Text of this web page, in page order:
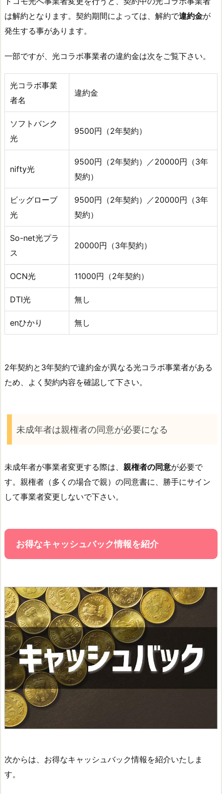
は解約となります。契約期間によっては、解約で違約金が
発生する事があります。
一部ですが、光コラボ事業者の違約金は次をご覧下さい。
光コラボ事業
者名
違約金
ソフトバンク
光
9500円（2年契約）
nifty光
9500円（2年契約）／20000円（3年
契約）
ビッグローブ
光
9500円（2年契約）／20000円（3年
契約）
So-net光プラ
ス
20000円（3年契約）
OCN光 11000円（2年契約）
DTI光 無し
enひかり 無し
2年契約と3年契約で違約金が異なる光コラボ事業者がある
ため、よく契約内容を確認して下さい。
未成年者は親権者の同意が必要になる
未成年者が事業者変更する際は、 親権者の同意が必要で
す。親権者（多くの場合で親）の同意書に、勝手にサイン
して事業者変更しないで下さい。
お得なキャッシュバック情報を紹介
次からは、お得なキャッシュバック情報を紹介いたしま
す。